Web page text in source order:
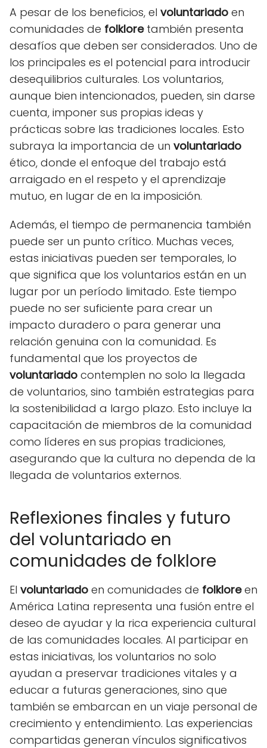
A pesar de los beneficios, el voluntariado en
comunidades de folkloretambién presenta
desafíos que deben ser considerados. Uno de
los principales es el potencial para introducir
desequilibrios culturales. Los voluntarios,
aunque bien intencionados, pueden, sin darse
cuenta, imponer sus propias ideas y
prácticas sobre las tradiciones locales. Esto
subraya la importancia de un voluntariado
ético, donde el enfoque del trabajo está
arraigado en el respeto y el aprendizaje
mutuo, en lugar de en la imposición.
Además, el tiempo de permanencia también
puede ser un punto crítico. Muchas veces,
estas iniciativas pueden ser temporales, lo
que significa que los voluntarios están en un
lugar por un período limitado. Este tiempo
puede no ser suficiente para crear un
impacto duradero o para generar una
relación genuina con la comunidad. Es
fundamental que los proyectos de
voluntariado contemplen no solo la llegada
de voluntarios, sino también estrategias para
la sostenibilidad a largo plazo. Esto incluye la
capacitación de miembros de la comunidad
como líderes en sus propias tradiciones,
asegurando que la cultura no dependa de la
llegada de voluntarios externos.
Reflexiones finales y futuro
del voluntariado en
comunidades de folklore
El voluntariado en comunidades de folkloreen
América Latina representa una fusión entre el
deseo de ayudar y la rica experiencia cultural
de las comunidades locales. Al participar en
estas iniciativas, los voluntarios no solo
ayudan a preservar tradiciones vitales y a
educar a futuras generaciones, sino que
también se embarcan en un viaje personal de
crecimiento y entendimiento. Las experiencias
compartidas generan vínculos significativos